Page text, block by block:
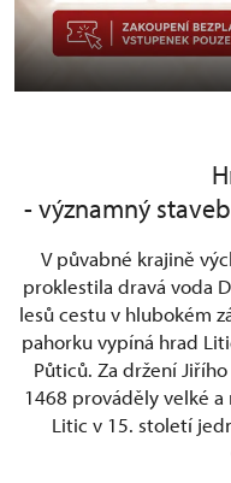
- významný
V půvabné krajině
proklestila dravá voda
lesů cestu v hlubokém
pahorku vypíná hrad
Půticů. Za držení
1468 prováděly velké
Litic v 15. století